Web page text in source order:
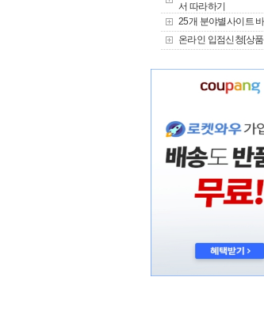
서 따라하기
25개 분야별사이트
온라인 입점신청[상